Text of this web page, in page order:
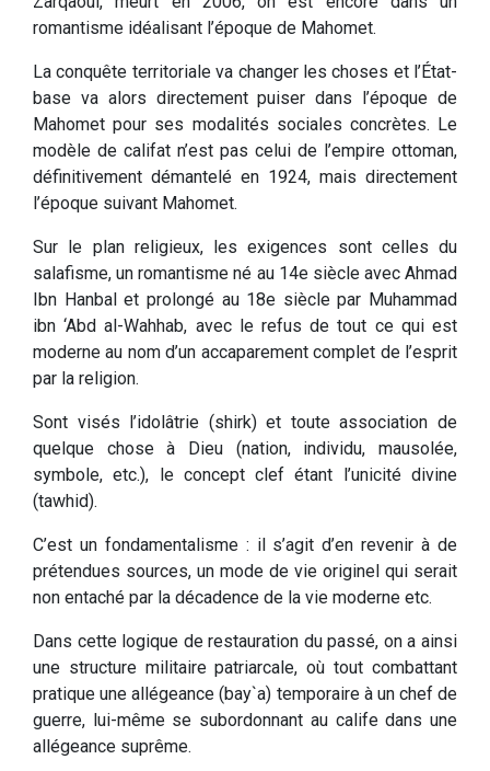
romantisme idéalisant l’époque de Mahomet.
La conquête territoriale va changer les choses et l’État-
base va alors directement puiser dans l’époque de
Mahomet pour ses modalités sociales concrètes. Le
modèle de califat n’est pas celui de l’empire ottoman,
définitivement démantelé en 1924, mais directement
l’époque suivant Mahomet.
Sur le plan religieux, les exigences sont celles du
salafisme, un romantisme né au 14e siècle avec Ahmad
Ibn Hanbal et prolongé au 18e siècle par Muhammad
ibn ‘Abd al-Wahhab, avec le refus de tout ce qui est
moderne au nom d’un accaparement complet de l’esprit
par la religion.
Sont visés l’idolâtrie (shirk) et toute association de
quelque chose à Dieu (nation, individu, mausolée,
symbole, etc.), le concept clef étant l’unicité divine
(tawhid).
C’est un fondamentalisme : il s’agit d’en revenir à de
prétendues sources, un mode de vie originel qui serait
non entaché par la décadence de la vie moderne etc.
Dans cette logique de restauration du passé, on a ainsi
une structure militaire patriarcale, où tout combattant
pratique une allégeance (bay`a) temporaire à un chef de
guerre, lui-même se subordonnant au calife dans une
allégeance suprême.